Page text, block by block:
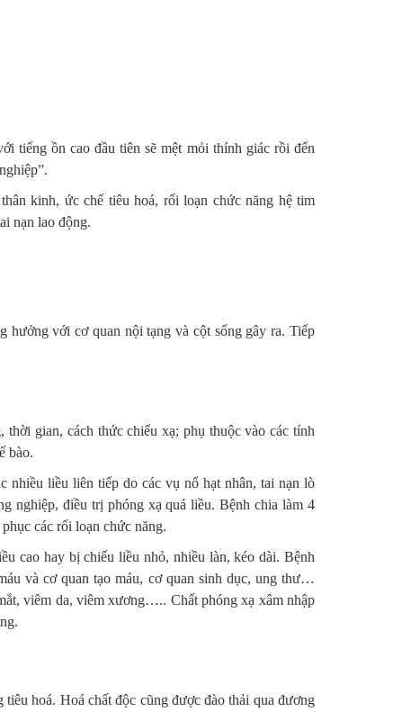
tiếng ồn cao đầu tiên sẽ mệt mỏi thính giác rồi đến
kinh, ức chế tiêu hoá, rối loạn chức năng hệ tim
nạn lao động.
hưởng với cơ quan nội tạng và cột sống gây ra. Tiếp
gian, cách thức chiếu xạ; phụ thuộc vào các tính
bào.
nhiều liều liên tiếp do các vụ nổ hạt nhân, tai nạn lò
nghiệp, điều trị phóng xạ quá liều. Bệnh chia làm 4
các rối loạn chức năng.
cao hay bị chiếu liều nhỏ, nhiều làn, kéo dài. Bệnh
và cơ quan tạo máu, cơ quan sinh dục, ung thư…
viêm da, viêm xương….. Chất phóng xạ xâm nhập
hoá. Hoá chất độc cũng được đào thải qua đương